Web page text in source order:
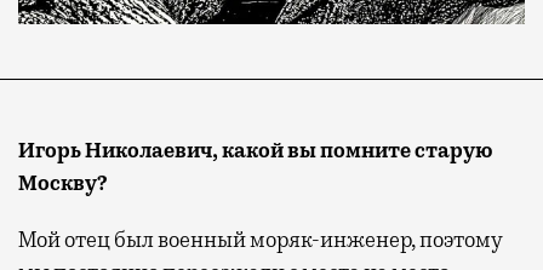
Игорь Николаевич, какой вы помните старую
Москву?
Мой отец был военный моряк-инженер, поэтому